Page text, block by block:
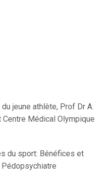
jeune athlète, Prof Dr A.
Centre Médical Olympique
du sport: Bénéfices et